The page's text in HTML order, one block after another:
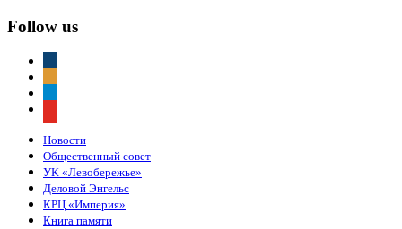
Follow us
Новости
Общественный совет
УК «Левобережье»
Деловой Энгельс
КРЦ «Империя»
Книга памяти